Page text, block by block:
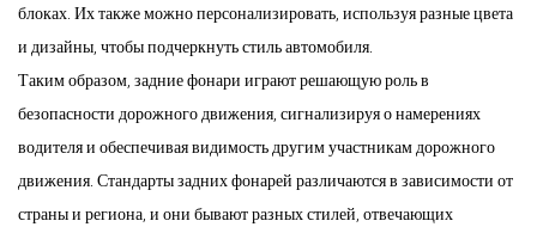
блоках. Их также можно персонализировать, используя разные цвета
и дизайны, чтобы подчеркнуть стиль автомобиля.
Таким образом, задние фонари играют решающую роль в
безопасности дорожного движения, сигнализируя о намерениях
водителя и обеспечивая видимость другим участникам дорожного
движения. Стандарты задних фонарей различаются в зависимости от
страны и региона, и они бывают разных стилей, отвечающих